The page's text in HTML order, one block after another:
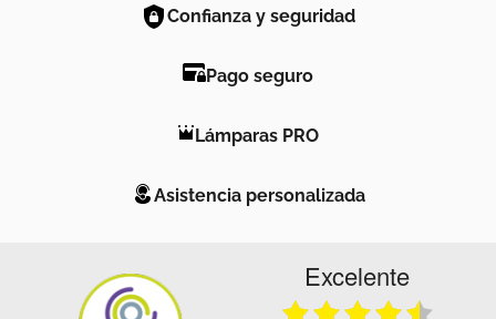
Confianza y seguridad
Pago seguro
Lámparas PRO
Asistencia personalizada
Excelente